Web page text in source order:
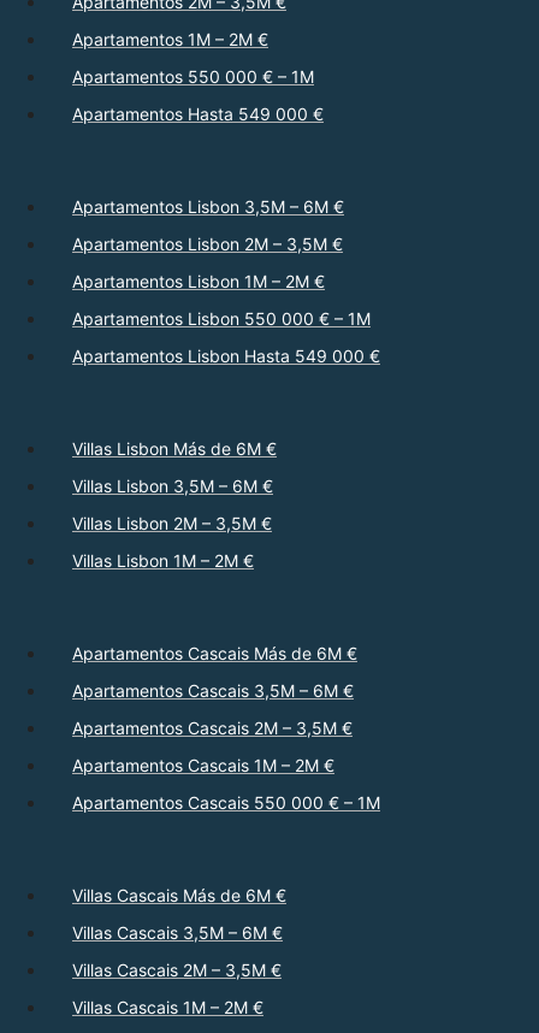
Apartamentos 1M – 2M €
Apartamentos 550 000 € – 1M
Apartamentos Hasta 549 000 €
Apartamentos Lisbon 3,5M – 6M €
Apartamentos Lisbon 2M – 3,5M €
Apartamentos Lisbon 1M – 2M €
Apartamentos Lisbon 550 000 € – 1M
Apartamentos Lisbon Hasta 549 000 €
Villas Lisbon Más de 6M €
Villas Lisbon 3,5M – 6M €
Villas Lisbon 2M – 3,5M €
Villas Lisbon 1M – 2M €
Apartamentos Cascais Más de 6M €
Apartamentos Cascais 3,5M – 6M €
Apartamentos Cascais 2M – 3,5M €
Apartamentos Cascais 1M – 2M €
Apartamentos Cascais 550 000 € – 1M
Villas Cascais Más de 6M €
Villas Cascais 3,5M – 6M €
Villas Cascais 2M – 3,5M €
Villas Cascais 1M – 2M €